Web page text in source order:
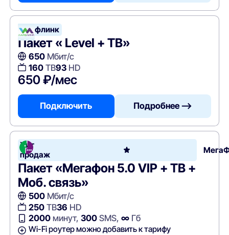
Лайфлинк
Пакет « Level + ТВ»
650Мбит/с
160ТВ93HD
650 ₽/мес
Подключить Подробнее —>
Хит
продаж
Пакет «Мегафон 5.0 VIP + ТВ +
Моб. связь»
500Мбит/с
250ТВ36 HD
2000минут, 300SMS, ∞Гб
Wi-Fi роутер можно добавить к тарифу